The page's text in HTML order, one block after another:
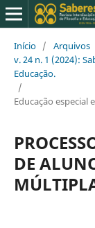
Início / Arquivos
v. 24 n. 1 (2024):
Educação.
/
Educação especial
DE